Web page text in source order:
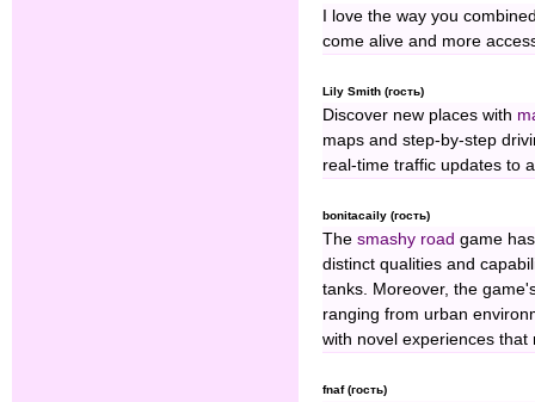
I love the way you
come alive and more
Lily Smith (гость)
Discover new places with
maps and step-by-step
real-time traffic updates to
bonitacaily (гость)
The smashy road game
distinct qualities and
tanks. Moreover, the
ranging from urban
with novel experiences that
fnaf (гость)